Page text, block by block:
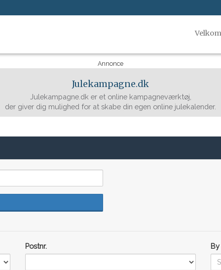
Annonce
Julekampagne.dk
Julekampagne.dk er et online kampagneværktøj,
der giver dig mulighed for at skabe din egen online julekalender.
Postnr. By